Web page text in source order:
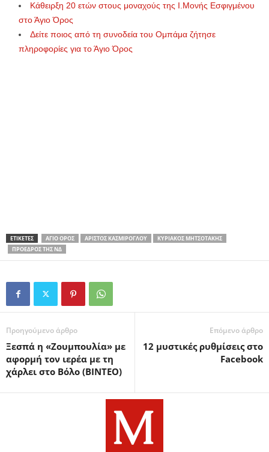
Κάθειρξη 20 ετών στους μοναχούς της Ι.Μονής Εσφιγμένου
στο Άγιο Όρος
Δείτε ποιος από τη συνοδεία του Ομπάμα ζήτησε
πληροφορίες για το Άγιο Όρος
ΕΤΙΚΕΤΕΣ ΆΓΙΟ ΌΡΟΣ ΑΡΊΣΤΟΣ ΚΑΣΜΊΡΟΓΛΟΥ
ΚΥΡΙΆΚΟΣ ΜΗΤΣΟΤΆΚΗΣ
ΠΡΌΕΔΡΟΣ ΤΗΣ ΝΔ
Προηγούμενο άρθρο
Ξεσπά η «Ζουμπουλία» με
αφορμή τον ιερέα με τη
χάρλει στο Βόλο (ΒΙΝΤΕΟ)
Επόμενο άρθρο
12 μυστικές ρυθμίσεις στο
Facebook